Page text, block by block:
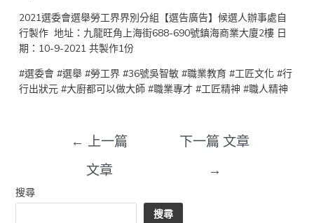
2021選委會選舉勞工界界別分組【選告廣告】候選人辦事處自
行製作 地址：九龍旺角上海街688-690號鎮海商業大廈2樓 日
期：10-9-2021 共製作1份
#選委會 #選舉 #勞工界 #36號吳智敏 #職業教育 #工匠文化 #行
行出狀元 #大廚都可以做大師 #職業專才 #工匠精神 #職人精神
← 上一篇
文章
下一篇 文章
→
搜尋
搜尋